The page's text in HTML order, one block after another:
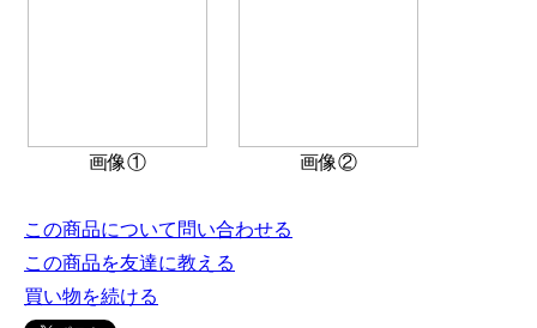
画像① 画像②
この商品について問い合わせる
この商品を友達に教える
買い物を続ける